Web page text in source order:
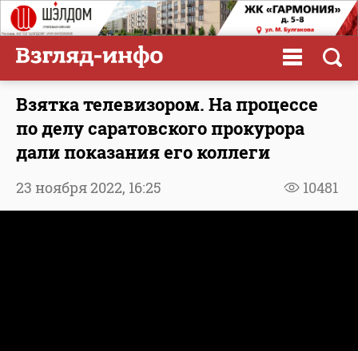
Взятка телевизором. На процессе
по делу саратовского прокурора
дали показания его коллеги
10481
23 ноября 2022, 16:25